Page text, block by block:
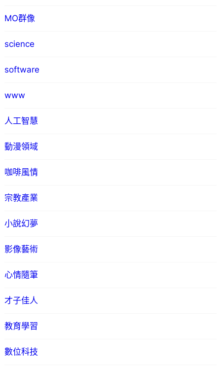
MO群像
science
software
www
人工智慧
動漫領域
咖啡風情
宗教產業
小說幻夢
影像藝術
心情隨筆
才子佳人
教育學習
數位科技